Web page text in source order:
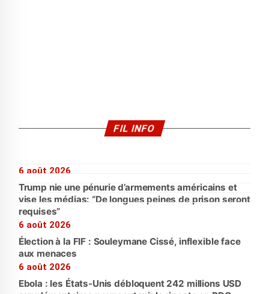
FIL INFO
6 août 2026
Trump nie une pénurie d’armements américains et
vise les médias: “De longues peines de prison seront
requises”
6 août 2026
Élection à la FIF : Souleymane Cissé, inflexible face
aux menaces
6 août 2026
Ebola : les États-Unis débloquent 242 millions USD